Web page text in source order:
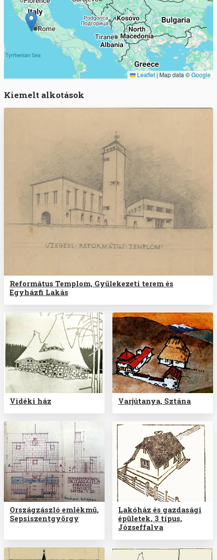
Leaflet | Map data ©Google
Kiemelt alkotások
Református Templom, Gyűlekezeti terem és
Egyházfi Lakás
Vidéki ház Varjútanya, Sztána
Országzászló emlékmű,
Sepsiszentgyörgy
Lakóház és gazdasági
épületek, 3 típus,
Józseffalva